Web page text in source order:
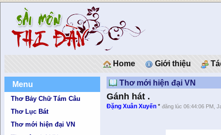
Home Giới thiệu
Menu
Thơ Bảy Chữ Tám Câu
Thơ Lục Bát
Thơ mới hiện đại VN
Thơ mới hiện đại VN
Gánh hát .
Đặng Xuân Xuyến *đăng lúc 06:44:06 PM,